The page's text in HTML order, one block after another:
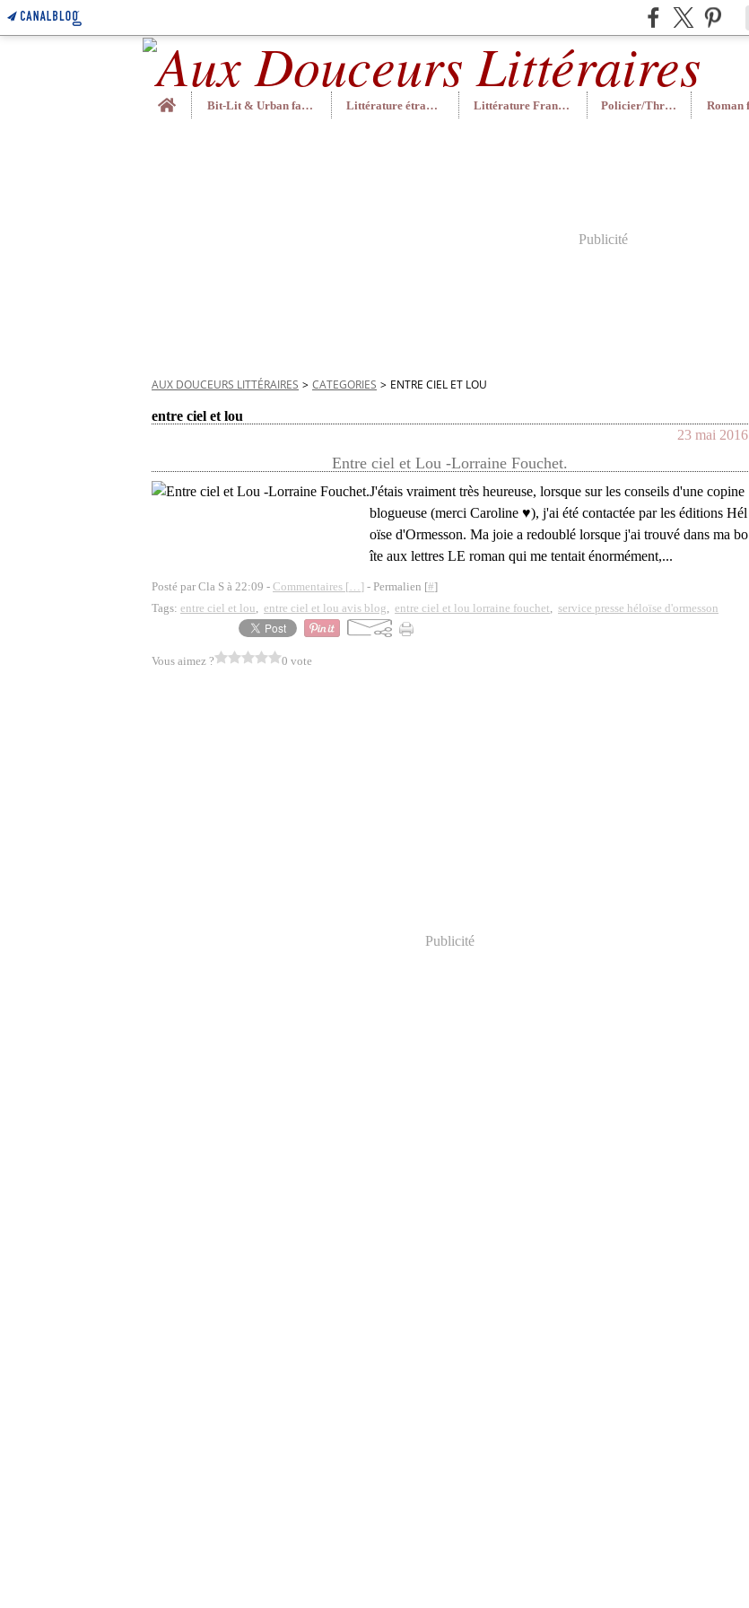
Home
Bit-Lit & Urban fantasy Littérature étrangère Littérature Française Policier/Thriller
Publicité
AUX DOUCEURS LITTÉRAIRES > CATEGORIES > ENTRE CIEL ET LOU
entre ciel et lou
23 mai 2016
Entre ciel et Lou -Lorraine Fouchet.
J'étais vraiment très heureuse, lorsque sur les conseils d'une copine
blogueuse (merci Caroline ♥), j'ai été contactée par les éditions Hél
oïse d'Ormesson. Ma joie a redoublé lorsque j'ai trouvé dans ma bo
îte aux lettres LE roman qui me tentait énormément,...
Posté par Cla S à 22:09 - Commentaires […] - Permalien [#]
Tags: entre ciel et lou, entre ciel et lou avis blog, entre ciel et lou lorraine fouchet, service presse héloïse d'ormesson
Vous aimez ? 0 vote
Publicité